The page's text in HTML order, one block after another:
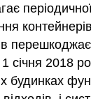
січня 2018
порушення
області
ПрАТ